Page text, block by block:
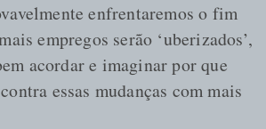
enfrentaremos o fim
empregos serão ‘uberizados’,
acordar e imaginar por que
essas mudanças com mais